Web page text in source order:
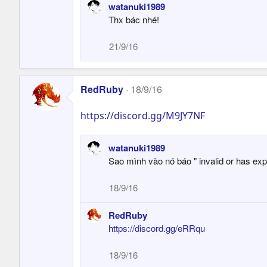
a
o
n
s
watanuki1989
Thx bác nhé!
21/9/16
RedRuby 18/9/16
https://discord.gg/M9JY7NF
watanuki1989
Sao mình vào nó báo " invalid or has
18/9/16
RedRuby
https://discord.gg/eRRqu
18/9/16